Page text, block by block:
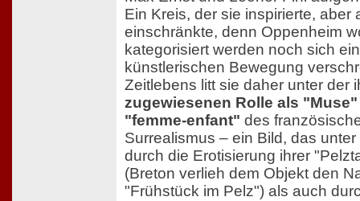
Ein Kreis, der sie inspirierte, aber
einschränkte, denn Oppenheim
kategorisiert werden noch sich
künstlerischen Bewegung
Zeitlebens litt sie daher unter der
zugewiesenen Rolle als
"femme-enfant" des
Surrealismus – ein Bild, das
durch die Erotisierung ihrer
(Breton verlieh dem Objekt den
"Frühstück im Pelz") als auch